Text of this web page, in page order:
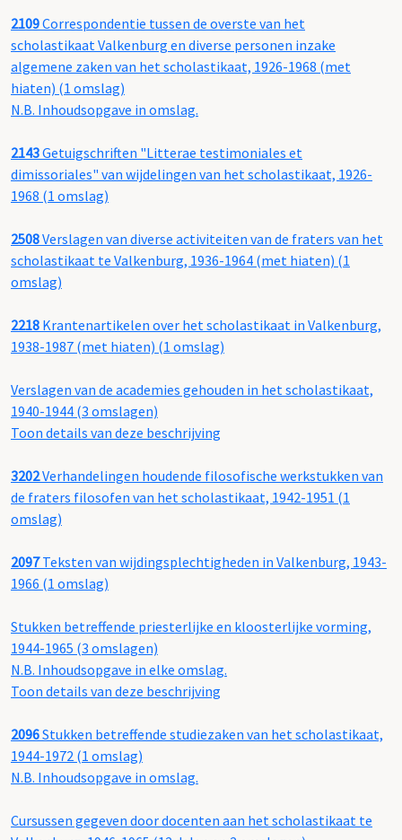
2109Correspondentie tussen de overste van het
scholastikaat Valkenburg en diverse personen inzake
algemene zaken van het scholastikaat, 1926-1968 (met
hiaten) (1 omslag)
N.B. Inhoudsopgave in omslag.
2143Getuigschriften "Litterae testimoniales et
dimissoriales" van wijdelingen van het scholastikaat, 1926-
1968 (1 omslag)
2508Verslagen van diverse activiteiten van de fraters van het
scholastikaat te Valkenburg, 1936-1964 (met hiaten) (1
omslag)
2218 Krantenartikelen over het scholastikaat in Valkenburg,
1938-1987 (met hiaten) (1 omslag)
Verslagen van de academies gehouden in het scholastikaat,
1940-1944 (3 omslagen)
Toon details van deze beschrijving
3202Verhandelingen houdende filosofische werkstukken van
de fraters filosofen van het scholastikaat, 1942-1951 (1
omslag)
2097Teksten van wijdingsplechtigheden in Valkenburg, 1943-
1966 (1 omslag)
Stukken betreffende priesterlijke en kloosterlijke vorming,
1944-1965 (3 omslagen)
N.B. Inhoudsopgave in elke omslag.
Toon details van deze beschrijving
2096Stukken betreffende studiezaken van het scholastikaat,
1944-1972 (1 omslag)
N.B. Inhoudsopgave in omslag.
Cursussen gegeven door docenten aan het scholastikaat te